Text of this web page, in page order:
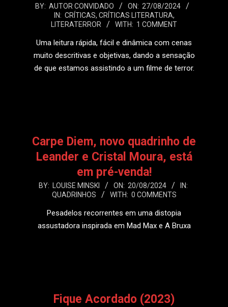
2024-
BY: AUTOR CONVIDADO ON: 27/08/2024
IN: CRÍTICAS, CRÍTICAS LITERATURA,
LITERATERROR
WITH: 1 COMMENT
Uma leitura rápida, fácil e dinâmica com cenas
muito descritivas e objetivas, dando a sensação
de que estamos assistindo a um filme de terror.
Carpe Diem, novo quadrinho de
Leander e Cristal Moura, está
em pré-venda!
2024-
BY: LOUISE MINSKI ON: 20/08/2024
IN:
QUADRINHOS
WITH: 0 COMMENTS
Pesadelos recorrentes em uma distopia
assustadora inspirada em Mad Max e A Bruxa
Fique Acordado (2023)